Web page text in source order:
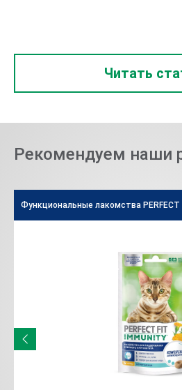
Читать
Рекомендуем наши
Функциональные лакомства PERFECT